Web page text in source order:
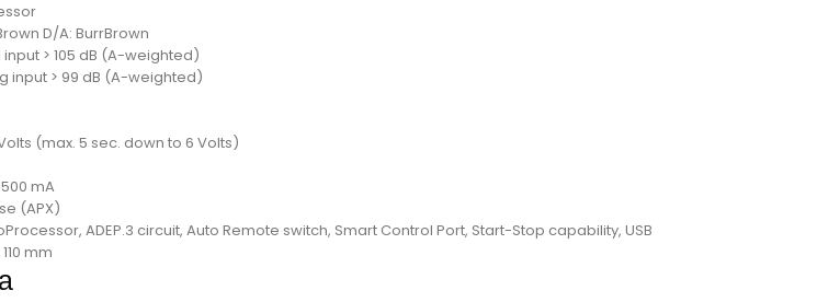
D/A: BurrBrown
> 105 dB (A-weighted)
input > 99 dB (A-weighted)
(max. 5 sec. down to 6 Volts)
mA
(APX)
ADEP.3 circuit, Auto Remote switch, Smart Control Port, Start-Stop capability, USB
mm